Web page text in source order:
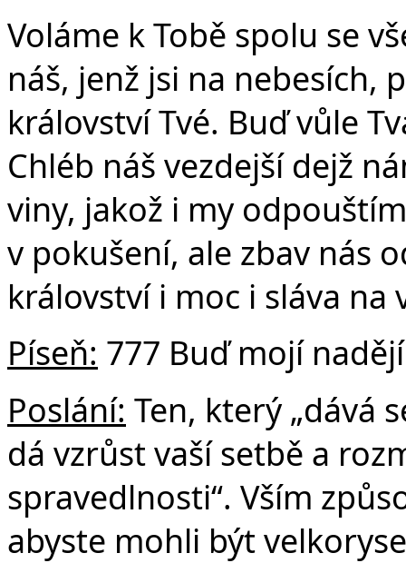
Voláme k Tobě spolu se
náš, jenž jsi na nebesích,
království Tvé. Buď vůle
Chléb náš vezdejší dejž
viny, jakož i my
v pokušení, ale zbav nás
království i moc i sláva na
Píseň: 777 Buď mojí nadějí
Poslání: Ten, který „dává
dá vzrůst vaší setbě a
spravedlnosti“. Vším
abyste mohli být